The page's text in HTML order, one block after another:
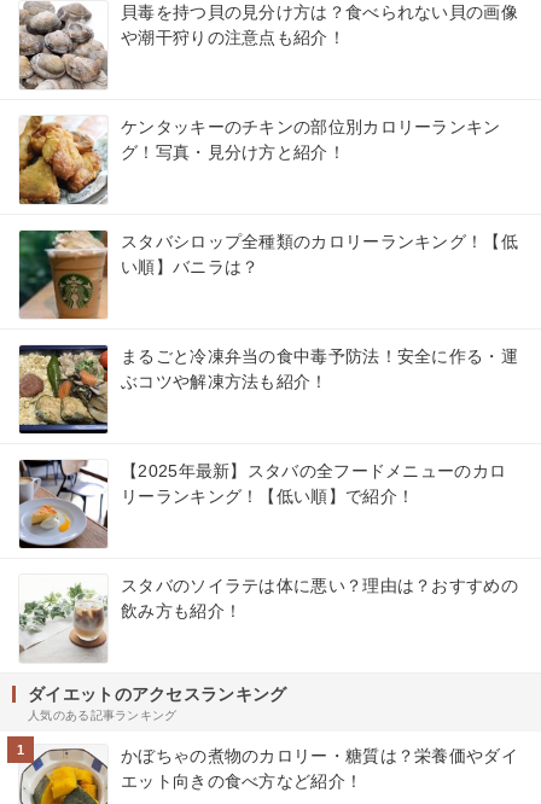
貝毒を持つ貝の見分け方は？食べられない貝の画像
や潮干狩りの注意点も紹介！
ケンタッキーのチキンの部位別カロリーランキン
グ！写真・見分け方と紹介！
スタバシロップ全種類のカロリーランキング！【低
い順】バニラは？
まるごと冷凍弁当の食中毒予防法！安全に作る・運
ぶコツや解凍方法も紹介！
【2025年最新】スタバの全フードメニューのカロ
リーランキング！【低い順】で紹介！
スタバのソイラテは体に悪い？理由は？おすすめの
飲み方も紹介！
ダイエットのアクセスランキング
人気のある記事ランキング
1
かぼちゃの煮物のカロリー・糖質は？栄養価やダイ
エット向きの食べ方など紹介！